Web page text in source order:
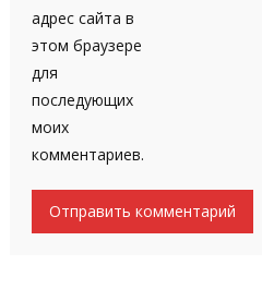
адрес сайта в
этом браузере
для
последующих
моих
комментариев.